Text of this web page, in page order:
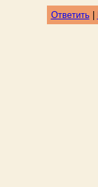
Ответить|